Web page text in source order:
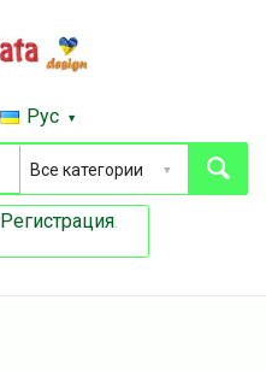
Рус
Регистрация